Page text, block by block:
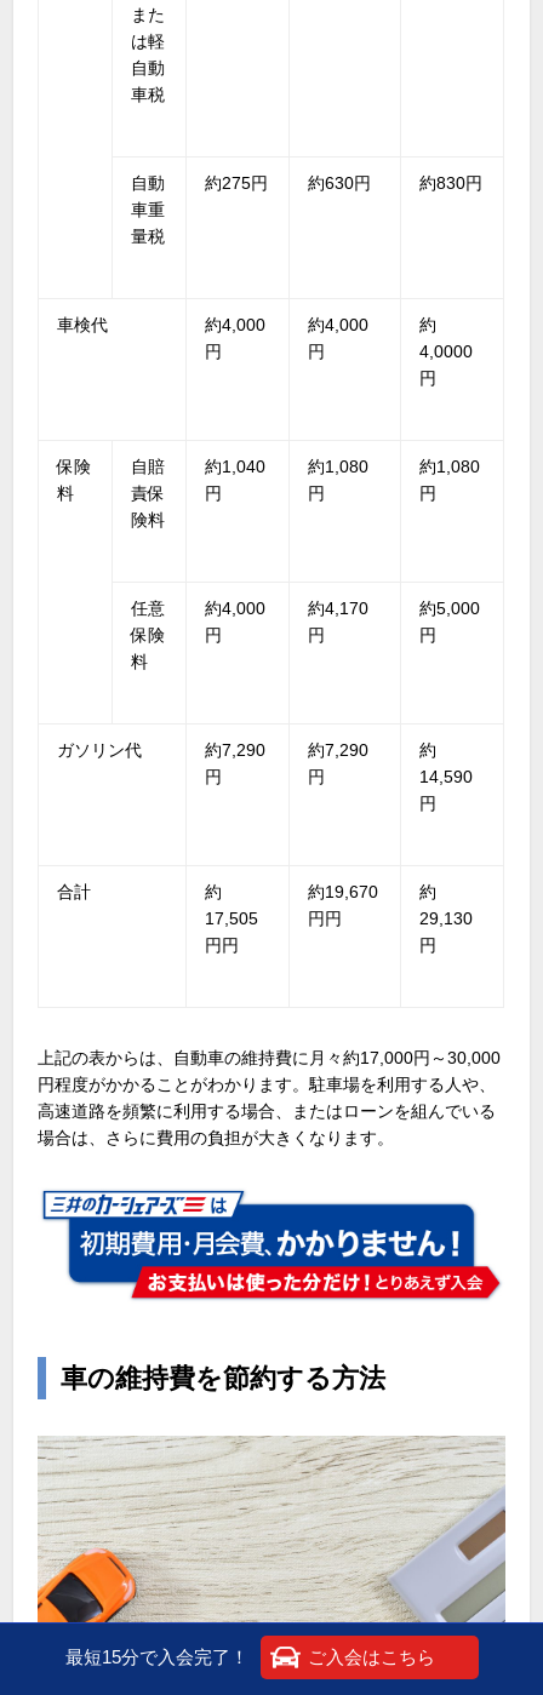
また
は軽
自動
車税
自動
車重
量税
約275円 約630円 約830円
車検代
約4,000
円
約4,000
円
約
4,0000
円
保険
料
自賠
責保
険料
約1,040
円
約1,080
円
約1,080
円
任意
保険
料
約4,000
円
約4,170
円
約5,000
円
ガソリン代
約7,290
円
約7,290
円
約
14,590
円
合計
約
17,505
円円
約19,670
円円
約
29,130
円
上記の表からは、自動車の維持費に月々約17,000円～30,000
円程度がかかることがわかります。駐車場を利用する人や、
高速道路を頻繁に利用する場合、またはローンを組んでいる
場合は、さらに費用の負担が大きくなります。
車の維持費を節約する方法
最短15分で入会完了！ ご入会はこちら